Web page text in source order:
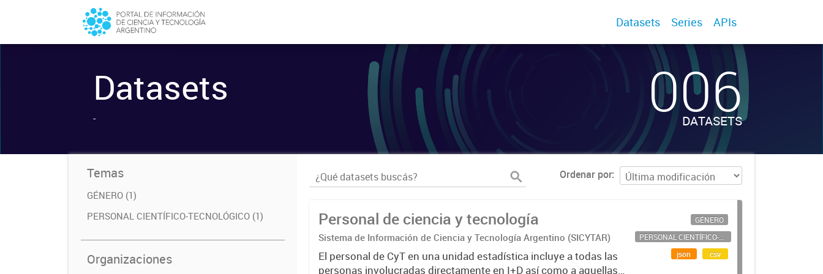
Datasets Series APIs
Datasets
- 006
DATASETS
Temas
GÉNERO (1)
PERSONAL CIENTÍFICO-TECNOLÓGICO (1)
Organizaciones
Ordenar por
Personal de ciencia y tecnología
Sistema de Información de Ciencia y Tecnología Argentino (SICYTAR)
El personal de CyT en una unidad estadística incluye a todas las
personas involucradas directamente en I+D así como a aquellas
GÉNERO
PERSONAL CIENTÍFICO-TECNOLÓGICO
json
csv